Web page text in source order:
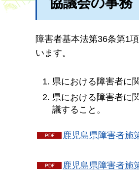
障害者基本法第36条第1
います。
県における障害者に
県における障害者に
議すること。
鹿児島県障害者施
鹿児島県障害者施